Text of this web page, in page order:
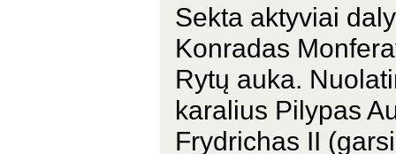
Sekta aktyviai
Konradas
Rytų auka.
karalius Pilypas
Frydrichas II